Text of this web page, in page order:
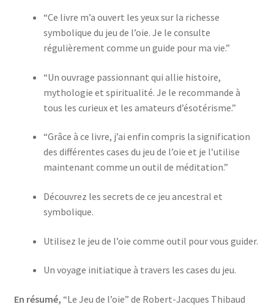
“Ce livre m’a ouvert les yeux sur la richesse
symbolique du jeu de l’oie. Je le consulte
régulièrement comme un guide pour ma vie.”
“Un ouvrage passionnant qui allie histoire,
mythologie et spiritualité. Je le recommande à
tous les curieux et les amateurs d’ésotérisme.”
“Grâce à ce livre, j’ai enfin compris la signification
des différentes cases du jeu de l’oie et je l’utilise
maintenant comme un outil de méditation.”
Découvrez les secrets de ce jeu ancestral et
symbolique.
Utilisez le jeu de l’oie comme outil pour vous guider.
Un voyage initiatique à travers les cases du jeu.
En résumé, “Le Jeu de l’oie” de Robert-Jacques Thibaud